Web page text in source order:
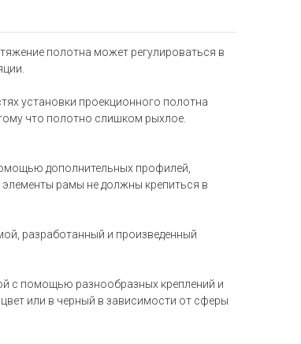
полотна может регулироваться в
установки проекционного полотна
что полотно слишком рыхлое.
дополнительных профилей,
элементы рамы не должны крепиться в
разработанный и произведенный
с помощью разнообразных креплений и
или в черный в зависимости от сферы